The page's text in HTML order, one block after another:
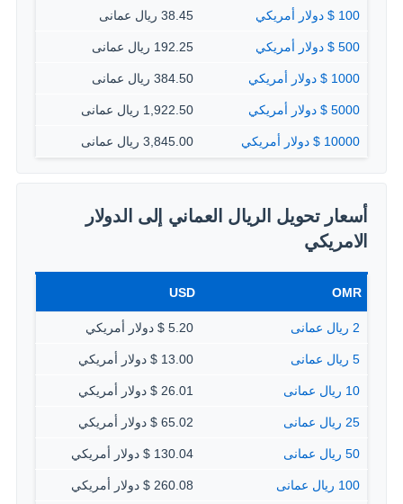
100 $ دولار أمريكي 38.45 ريال عمانى
500 $ دولار أمريكي 192.25 ريال عمانى
1000 $ دولار أمريكي 384.50 ريال عمانى
5000 $ دولار أمريكي 1,922.50 ريال عمانى
10000 $ دولار أمريكي 3,845.00 ريال عمانى
أسعار تحويل الريال العماني إلى الدولار
الامريكي
OMR
USD
2 ريال عمانى 5.20 $ دولار أمريكي
5 ريال عمانى 13.00 $ دولار أمريكي
10 ريال عمانى 26.01 $ دولار أمريكي
25 ريال عمانى 65.02 $ دولار أمريكي
50 ريال عمانى 130.04 $ دولار أمريكي
100 ريال عمانى 260.08 $ دولار أمريكي